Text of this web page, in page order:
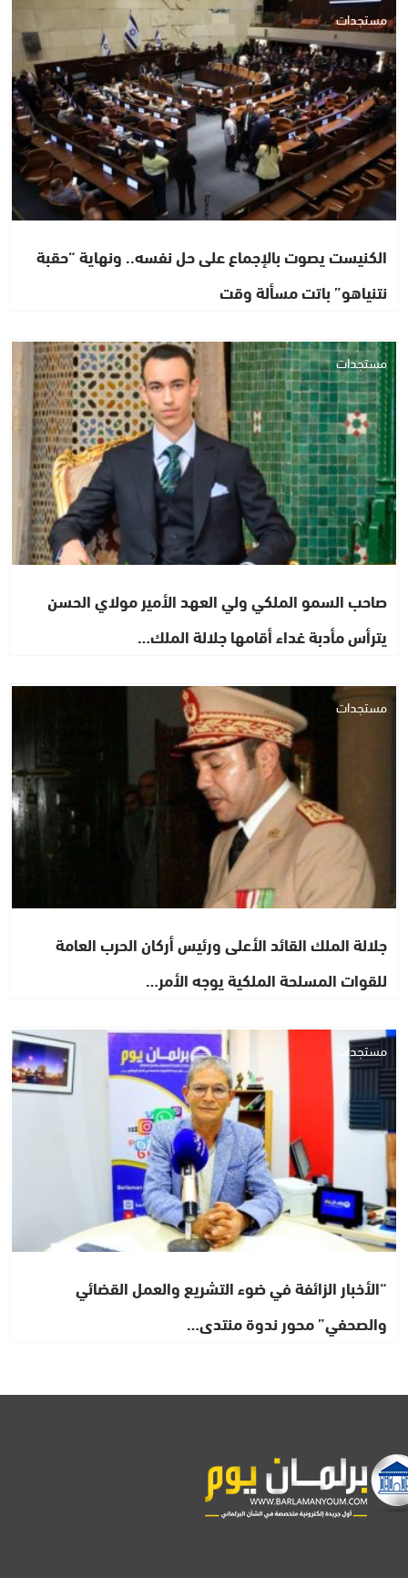
مستجدات
الكنيست يصوت بالإجماع على حل نفسه.. ونهاية “حقبة
نتنياهو” باتت مسألة وقت
مستجدات
صاحب السمو الملكي ولي العهد الأمير مولاي الحسن
يترأس مأدبة غداء أقامها جلالة الملك…
مستجدات
جلالة الملك القائد الأعلى ورئيس أركان الحرب العامة
للقوات المسلحة الملكية يوجه الأمر…
مستجدات
“الأخبار الزائفة في ضوء التشريع والعمل القضائي
والصحفي” محور ندوة منتدى…